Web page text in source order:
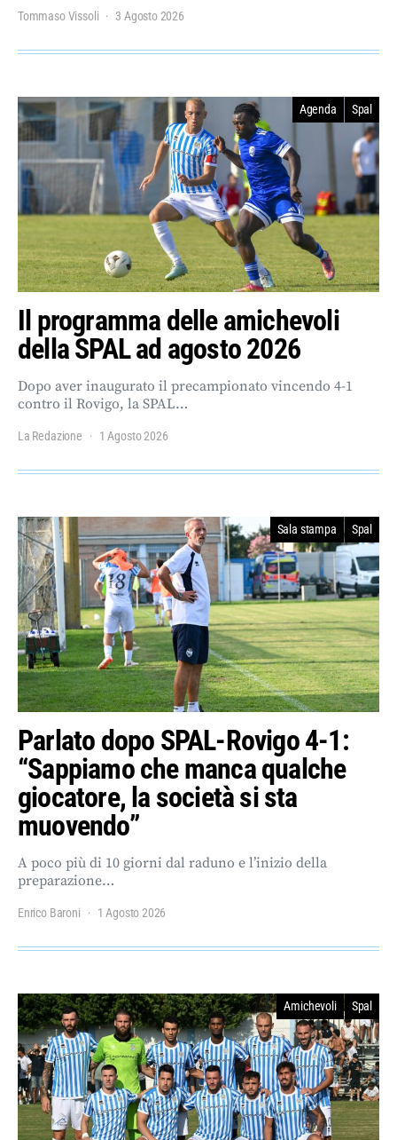
Tommaso Vissoli 3 Agosto 2026
Agenda Spal
Il programma delle amichevoli
della SPAL ad agosto 2026
Dopo aver inaugurato il precampionato vincendo 4-1
contro il Rovigo, la SPAL…
La Redazione 1 Agosto 2026
Sala stampa Spal
Parlato dopo SPAL-Rovigo 4-1:
“Sappiamo che manca qualche
giocatore, la società si sta
muovendo”
A poco più di 10 giorni dal raduno e l’inizio della
preparazione…
Enrico Baroni 1 Agosto 2026
Amichevoli Spal